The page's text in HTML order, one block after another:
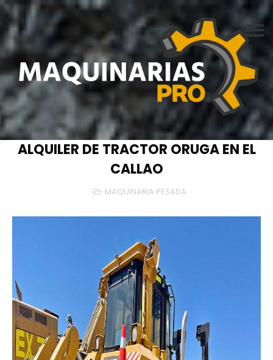
ALQUILER DE TRACTOR ORUGA EN EL
CALLAO
MAQUINARIA PESADA